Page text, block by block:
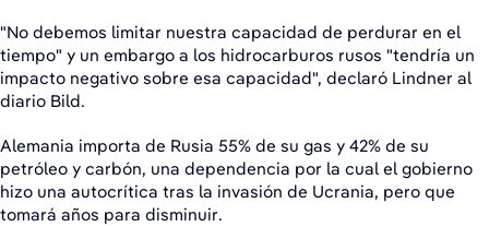
"No debemos limitar nuestra capacidad de perdurar en el
tiempo" y un embargo a los hidrocarburos rusos "tendría un
impacto negativo sobre esa capacidad", declaró Lindner al
diario Bild.
Alemania importa de Rusia 55% de su gas y 42% de su
petróleo y carbón, una dependencia por la cual el gobierno
hizo una autocrítica tras la invasión de Ucrania, pero que
tomará años para disminuir.